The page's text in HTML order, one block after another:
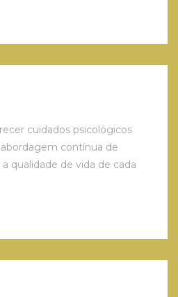
cuidados psicológicos
contínua de
qualidade de vida de cada